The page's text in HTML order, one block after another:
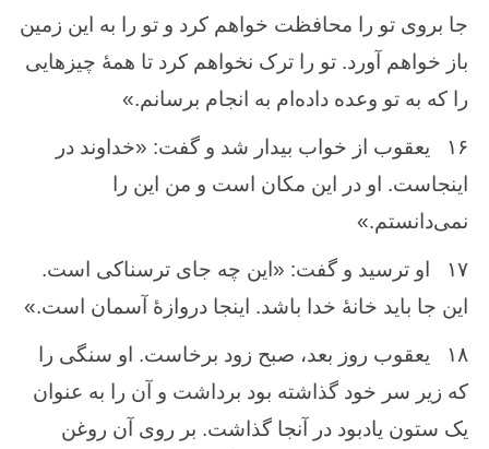
جا بروی تو را محافظت‌ خواهم‌ كرد و تو را به ‌این‌ زمین
‌باز خواهم‌ آورد. تو را ترک ‌نخواهم ‌كرد تا همهٔ چیزهایی
را كه‌ به ‌تو وعده ‌داده‌ام‌ به‌ انجام ‌برسانم‌.»
۱۶
یعقوب ‌از خواب ‌بیدار شد و گفت‌: «خداوند در
اینجاست‌. او در این ‌مكان‌ است ‌و من ‌این‌ را
نمی‌دانستم‌.»
۱۷
او ترسید و گفت‌: «این‌ چه ‌جای ترسناكی است‌.
این‌ جا باید خانهٔ خدا باشد. اینجا دروازهٔ آسمان ‌است‌.»
۱۸
یعقوب ‌روز بعد، صبح ‌زود برخاست. او سنگی را
كه ‌زیر سر خود گذاشته ‌بود برداشت‌ و آن را به عنوان
‌یک ‌ستون ‌یادبود در آنجا گذاشت‌. بر روی آن ‌روغن